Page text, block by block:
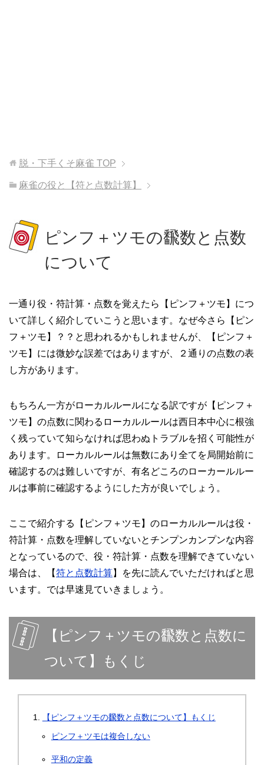
脱・下手くそ麻雀 TOP
麻雀の役と【符と点数計算】
ピンフ＋ツモの飜数と点数
について
一通り役・符計算・点数を覚えたら【ピンフ＋ツモ】につ
いて詳しく紹介していこうと思います。なぜ今さら【ピン
フ＋ツモ】？？と思われるかもしれませんが、【ピンフ＋
ツモ】には微妙な誤差ではありますが、２通りの点数の表
し方があります。
もちろん一方がローカルルールになる訳ですが【ピンフ＋
ツモ】の点数に関わるローカルルールは西日本中心に根強
く残っていて知らなければ思わぬトラブルを招く可能性が
あります。ローカルルールは無数にあり全てを局開始前に
確認するのは難しいですが、有名どころのローカールルー
ルは事前に確認するようにした方が良いでしょう。
ここで紹介する【ピンフ＋ツモ】のローカルルールは役・
符計算・点数を理解していないとチンプンカンプンな内容
となっているので、役・符計算・点数を理解できていない
場合は、【符と点数計算】を先に読んでいただければと思
います。では早速見ていきましょう。
【ピンフ＋ツモの飜数と点数に
ついて】もくじ
【ピンフ＋ツモの飜数と点数について】もくじ
ピンフ＋ツモは複合しない
平和の定義